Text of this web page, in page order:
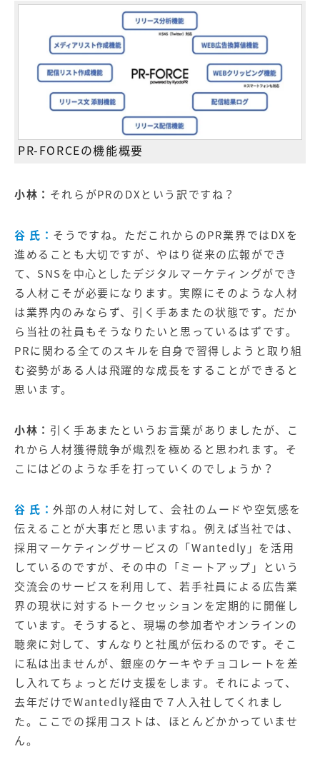
PR-FORCEの機能概要
小林： それらがPRのDXという訳ですね？
谷 氏： そうですね。ただこれからのPR業界ではDXを
進めることも大切ですが、やはり従来の広報ができ
て、SNSを中心としたデジタルマーケティングができ
る人材こそが必要になります。実際にそのような人材
は業界内のみならず、引く手あまたの状態です。だか
ら当社の社員もそうなりたいと思っているはずです。
PRに関わる全てのスキルを自身で習得しようと取り組
む姿勢がある人は飛躍的な成長をすることができると
思います。
小林： 引く手あまたというお言葉がありましたが、こ
れから人材獲得競争が熾烈を極めると思われます。そ
こにはどのような手を打っていくのでしょうか？
谷 氏：外部の人材に対して、会社のムードや空気感を
伝えることが大事だと思いますね。例えば当社では、
採用マーケティングサービスの「Wantedly 」を活用
しているのですが、その中の「ミートアップ」という
交流会のサービスを利用して、若手社員による広告業
界の現状に対するトークセッションを定期的に開催し
ています。そうすると、現場の参加者やオンラインの
聴衆に対して、すんなりと社風が伝わるのです。そこ
に私は出ませんが、銀座のケーキやチョコレートを差
し入れてちょっとだけ支援をします。それによって、
去年だけでWantedly経由で７人入社してくれまし
た。ここでの採用コストは、ほとんどかかっていませ
ん。